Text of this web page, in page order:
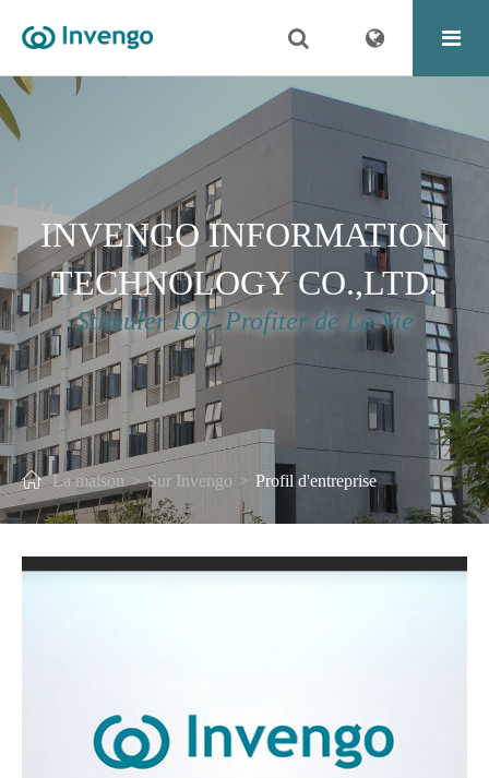
INVENGO INFORMATION
TECHNOLOGY CO.,LTD.
Stimuler IOT, Profiter de La Vie
La maison Sur Invengo Profil d'entreprise